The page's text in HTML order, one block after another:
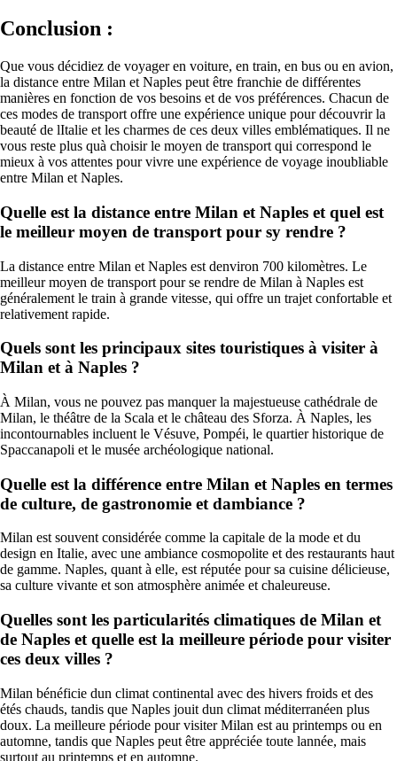
Conclusion :
Que vous décidiez de voyager en voiture, en train, en bus ou en avion,
la distance entre Milan et Naples peut être franchie de différentes
manières en fonction de vos besoins et de vos préférences. Chacun de
ces modes de transport offre une expérience unique pour découvrir la
beauté de lItalie et les charmes de ces deux villes emblématiques. Il ne
vous reste plus quà choisir le moyen de transport qui correspond le
mieux à vos attentes pour vivre une expérience de voyage inoubliable
entre Milan et Naples.
Quelle est la distance entre Milan et Naples et quel est
le meilleur moyen de transport pour sy rendre ?
La distance entre Milan et Naples est denviron 700 kilomètres. Le
meilleur moyen de transport pour se rendre de Milan à Naples est
généralement le train à grande vitesse, qui offre un trajet confortable et
relativement rapide.
Quels sont les principaux sites touristiques à visiter à
Milan et à Naples ?
À Milan, vous ne pouvez pas manquer la majestueuse cathédrale de
Milan, le théâtre de la Scala et le château des Sforza. À Naples, les
incontournables incluent le Vésuve, Pompéi, le quartier historique de
Spaccanapoli et le musée archéologique national.
Quelle est la différence entre Milan et Naples en termes
de culture, de gastronomie et dambiance ?
Milan est souvent considérée comme la capitale de la mode et du
design en Italie, avec une ambiance cosmopolite et des restaurants haut
de gamme. Naples, quant à elle, est réputée pour sa cuisine délicieuse,
sa culture vivante et son atmosphère animée et chaleureuse.
Quelles sont les particularités climatiques de Milan et
de Naples et quelle est la meilleure période pour visiter
ces deux villes ?
Milan bénéficie dun climat continental avec des hivers froids et des
étés chauds, tandis que Naples jouit dun climat méditerranéen plus
doux. La meilleure période pour visiter Milan est au printemps ou en
automne, tandis que Naples peut être appréciée toute lannée, mais
surtout au printemps et en automne.